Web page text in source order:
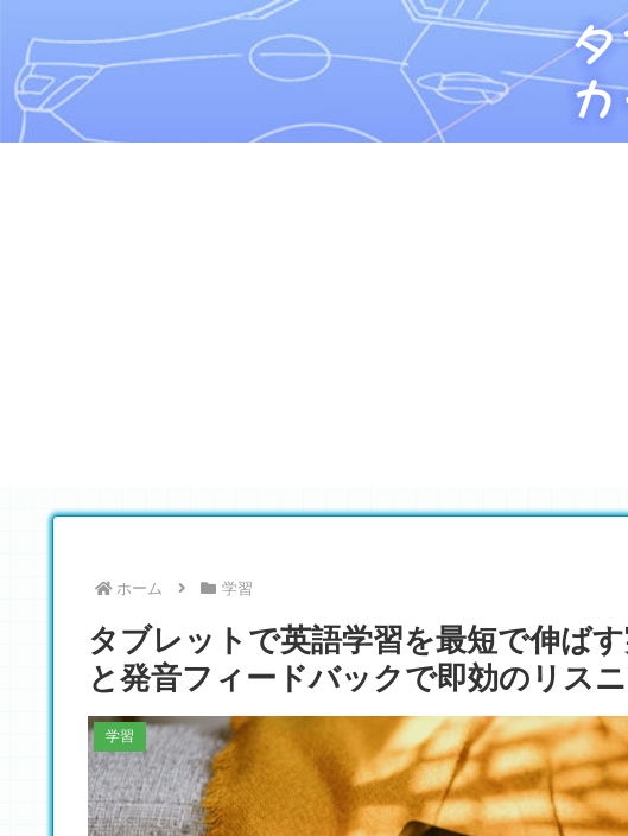
ホーム 学習
タブレットで英語学習を最短で伸ば
と発音フィードバックで即効のリス
学習